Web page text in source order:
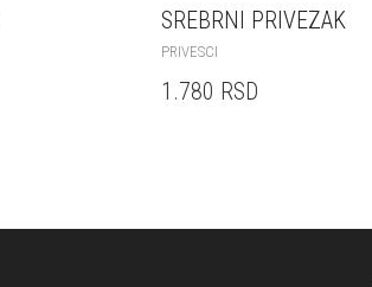
SREBRNI PRIVEZAK
PRIVESCI
1.780 RSD